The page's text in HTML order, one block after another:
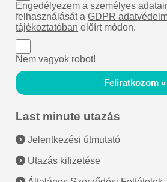
Engedélyezem a személyes
felhasználását aGDPR
tájékoztatóban előírt módon.
Nem vagyok robot!
Feliratkozom »
Last minute utazás
Jelentkezési útmutató
Utazás kifizetése